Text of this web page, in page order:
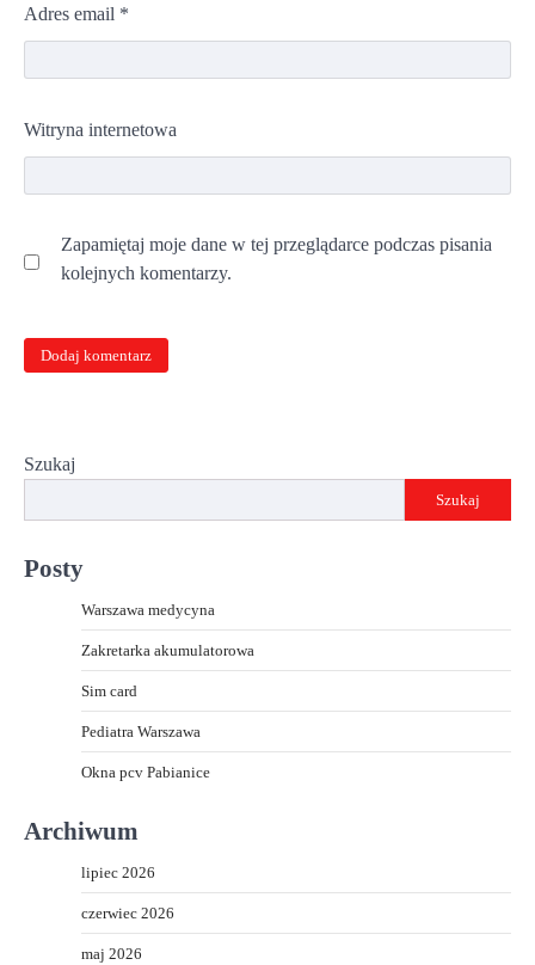
Adres email *
Witryna internetowa
Zapamiętaj moje dane w tej przeglądarce podczas pisania
kolejnych komentarzy.
Szukaj
Szukaj
Posty
Warszawa medycyna
Zakretarka akumulatorowa
Sim card
Pediatra Warszawa
Okna pcv Pabianice
Archiwum
lipiec 2026
czerwiec 2026
maj 2026